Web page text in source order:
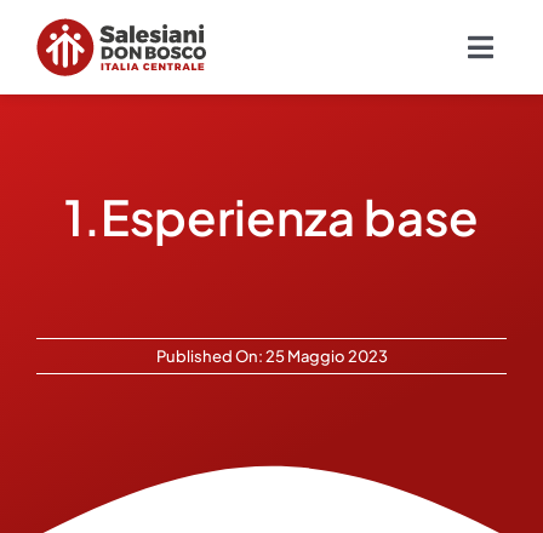
contenuto
Missione
Ambienti educativi e servizi
Contatti
1.Esperienza base
Published On: 25 Maggio 2023